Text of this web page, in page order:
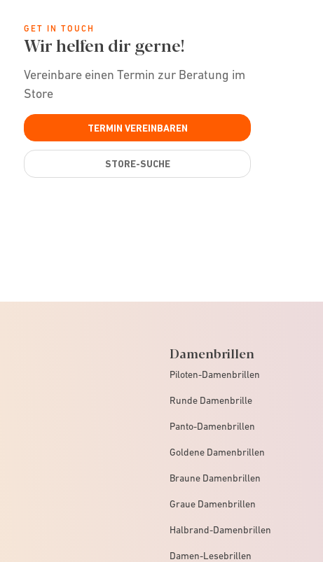
GET IN TOUCH
Wir helfen dir gerne!
Vereinbare einen Termin zur Beratung im
Store
TERMIN VEREINBAREN
STORE-SUCHE
Damenbrillen
Piloten-Damenbrillen
Runde Damenbrille
Panto-Damenbrillen
Goldene Damenbrillen
Braune Damenbrillen
Graue Damenbrillen
Halbrand-Damenbrillen
Damen-Lesebrillen